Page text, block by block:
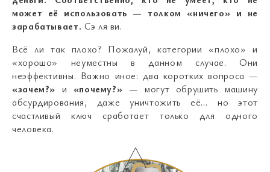
может её использовать — толком «ничего» и не
зарабатывает. Сэ ля ви.
Всё ли так плохо? Пожалуй, категории «плохо» и
«хорошо» неуместны в данном случае. Они
неэффективны. Важно иное: два коротких вопроса —
«зачем?» и «почему?» — могут обрушить машину
абсурдирования, даже уничтожить её… но этот
счастливый ключ сработает только для одного
человека.